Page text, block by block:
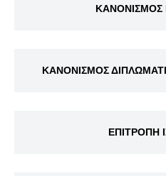
ΚΑΝΟΝΙΣΜΟΣ
ΚΑΝΟΝΙΣΜΟΣ
ΕΠΙΤΡΟΠΗ